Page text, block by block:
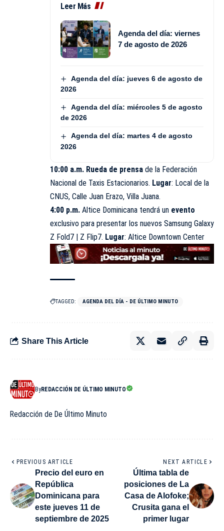
Leer Más
Agenda del día: viernes
7 de agosto de 2026
Agenda del día: jueves 6 de agosto de
2026
Agenda del día: miércoles 5 de agosto
de 2026
Agenda del día: martes 4 de agosto
2026
10:00 a.m. Rueda de prensa de la Federación
Nacional de Taxis Estacionarios. Lugar: Local de la
CNUS, Calle Juan Erazo, Villa Juana.
4:00 p.m. Altice Dominicana tendrá un evento
exclusivo para presentar los nuevos Samsung Galaxy
Z Fold7 | Z Flip7. Lugar: Altice Downtown Center
TAGGED: AGENDA DEL DÍA - DE ÚLTIMO MINUTO
Share This Article
ByREDACCIÓN DE ÚLTIMO MINUTO
Redacción de De Último Minuto
PREVIOUS ARTICLE
Precio del euro en
República
Dominicana para
este jueves 11 de
septiembre de 2025
NEXT ARTICLE
Última tabla de
posiciones de La
Casa de Alofoke;
Crusita gana el
primer lugar